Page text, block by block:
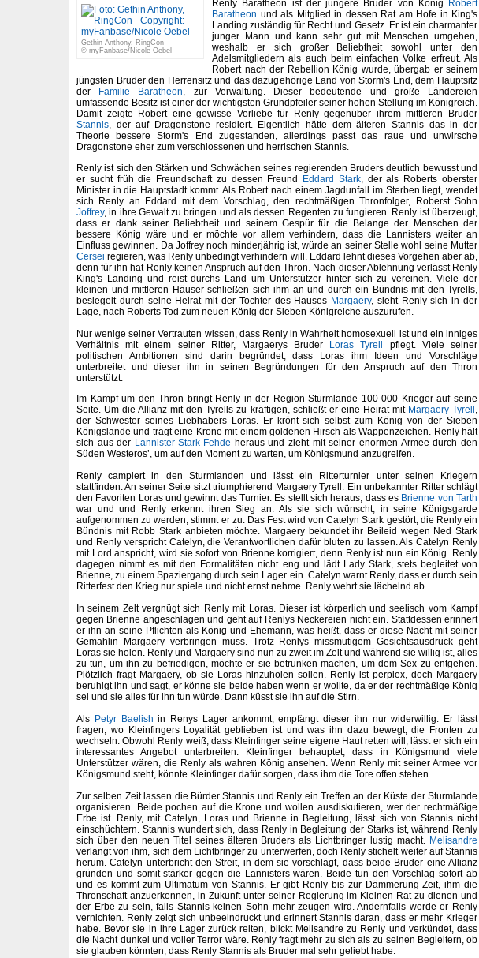
Gethin Anthony, RingCon
© myFanbase/Nicole Oebel
Renly Baratheon ist der jüngere Bruder von König
Robert
Baratheon und als Mitglied in dessen Rat am Hofe in King's
Landing zuständig für Recht und Gesetz. Er ist ein charmanter
junger Mann und kann sehr gut mit Menschen umgehen,
weshalb er sich großer Beliebtheit sowohl unter den
Adelsmitgliedern als auch beim einfachen Volke erfreut. Als
Robert nach der Rebellion König wurde, übergab er seinem
jüngsten Bruder den Herrensitz und das dazugehörige Land von Storm's End, dem Hauptsitz
der
Familie Baratheon, zur Verwaltung. Dieser bedeutende und große Ländereien
umfassende Besitz ist einer der wichtigsten Grundpfeiler seiner hohen Stellung im Königreich.
Damit zeigte Robert eine gewisse Vorliebe für Renly gegenüber ihrem mittleren Bruder
Stannis, der auf Dragonstone residiert. Eigentlich hätte dem älteren Stannis das in der
Theorie bessere Storm's End zugestanden, allerdings passt das raue und unwirsche
Dragonstone eher zum verschlossenen und herrischen Stannis.
Renly ist sich den Stärken und Schwächen seines regierenden Bruders deutlich bewusst und
er sucht früh die Freundschaft zu dessen Freund
Eddard Stark, der als Roberts oberster
Minister in die Hauptstadt kommt. Als Robert nach einem Jagdunfall im Sterben liegt, wendet
sich Renly an Eddard mit dem Vorschlag, den rechtmäßigen Thronfolger, Roberst Sohn
Joffrey, in ihre Gewalt zu bringen und als dessen Regenten zu fungieren. Renly ist überzeugt,
dass er dank seiner Beliebtheit und seinem Gespür für die Belange der Menschen der
bessere König wäre und er möchte vor allem verhindern, dass die Lannisters weiter an
Einfluss gewinnen. Da Joffrey noch minderjährig ist, würde an seiner Stelle wohl seine Mutter
Cersei regieren, was Renly unbedingt verhindern will. Eddard lehnt dieses Vorgehen aber ab,
denn für ihn hat Renly keinen Anspruch auf den Thron. Nach dieser Ablehnung verlässt Renly
King's Landing und reist durchs Land um Unterstützer hinter sich zu vereinen. Viele der
kleinen und mittleren Häuser schließen sich ihm an und durch ein Bündnis mit den Tyrells,
besiegelt durch seine Heirat mit der Tochter des Hauses Margaery, sieht Renly sich in der
Lage, nach Roberts Tod zum neuen König der Sieben Königreiche auszurufen.
Nur wenige seiner Vertrauten wissen, dass Renly in Wahrheit homosexuell ist und ein inniges
Verhältnis mit einem seiner Ritter, Margaerys Bruder
Loras Tyrell
pflegt. Viele seiner
politischen Ambitionen sind darin begründet, dass Loras ihm Ideen und Vorschläge
unterbreitet und dieser ihn in seinen Begründungen für den Anspruch auf den Thron
unterstützt.
Im Kampf um den Thron bringt Renly in der Region Sturmlande 100 000 Krieger auf seine
Seite. Um die Allianz mit den Tyrells zu kräftigen, schließt er eine Heirat mit Margaery Tyrell ,
der Schwester seines Liebhabers Loras. Er krönt sich selbst zum König von der Sieben
Königslande und trägt eine Krone mit einem goldenen Hirsch als Wappenzeichen. Renly hält
sich aus der Lannister-Stark-Fehde heraus und zieht mit seiner enormen Armee durch den
Süden Westeros’, um auf den Moment zu warten, um Königsmund anzugreifen.
Renly campiert in den Sturmlanden und lässt ein Ritterturnier unter seinen Kriegern
stattfinden. An seiner Seite sitzt triumphierend Margaery Tyrell. Ein unbekannter Ritter schlägt
den Favoriten Loras und gewinnt das Turnier. Es stellt sich heraus, dass es Brienne von Tarth
war und und Renly erkennt ihren Sieg an. Als sie sich wünscht, in seine Königsgarde
aufgenommen zu werden, stimmt er zu. Das Fest wird von Catelyn Stark gestört, die Renly ein
Bündnis mit Robb Stark anbieten möchte. Margaery bekundet ihr Beileid wegen Ned Stark
und Renly verspricht Catelyn, die Verantwortlichen dafür bluten zu lassen. Als Catelyn Renly
mit Lord anspricht, wird sie sofort von Brienne korrigiert, denn Renly ist nun ein König. Renly
dagegen nimmt es mit den Formalitäten nicht eng und lädt Lady Stark, stets begleitet von
Brienne, zu einem Spaziergang durch sein Lager ein. Catelyn warnt Renly, dass er durch sein
Ritterfest den Krieg nur spiele und nicht ernst nehme. Renly wehrt sie lächelnd ab.
In seinem Zelt vergnügt sich Renly mit Loras. Dieser ist körperlich und seelisch vom Kampf
gegen Brienne angeschlagen und geht auf Renlys Neckereien nicht ein. Stattdessen erinnert
er ihn an seine Pflichten als König und Ehemann, was heißt, dass er diese Nacht mit seiner
Gemahlin Margaery verbringen muss. Trotz Renlys missmutigem Gesichtsausdruck geht
Loras sie holen. Renly und Margaery sind nun zu zweit im Zelt und während sie willig ist, alles
zu tun, um ihn zu befriedigen, möchte er sie betrunken machen, um dem Sex zu entgehen.
Plötzlich fragt Margaery, ob sie Loras hinzuholen sollen. Renly ist perplex, doch Margaery
beruhigt ihn und sagt, er könne sie beide haben wenn er wollte, da er der rechtmäßige König
sei und sie alles für ihn tun würde. Dann küsst sie ihn auf die Stirn.
Als Petyr Baelish in Renys Lager ankommt, empfängt dieser ihn nur widerwillig. Er lässt
fragen, wo Kleinfingers Loyalität geblieben ist und was ihn dazu bewegt, die Fronten zu
wechseln. Obwohl Renly weiß, dass Kleinfinger seine eigene Haut retten will, lässt er sich ein
interessantes Angebot unterbreiten. Kleinfinger behauptet, dass in Königsmund viele
Unterstützer wären, die Renly als wahren König ansehen. Wenn Renly mit seiner Armee vor
Königsmund steht, könnte Kleinfinger dafür sorgen, dass ihm die Tore offen stehen.
Zur selben Zeit lassen die Bürder Stannis und Renly ein Treffen an der Küste der Sturmlande
organisieren. Beide pochen auf die Krone und wollen ausdiskutieren, wer der rechtmäßige
Erbe ist. Renly, mit Catelyn, Loras und Brienne in Begleitung, lässt sich von Stannis nicht
einschüchtern. Stannis wundert sich, dass Renly in Begleitung der Starks ist, während Renly
sich über den neuen Titel seines älteren Bruders als Lichtbringer lustig macht. Melisandre
verlangt von ihm, sich dem Lichtbringer zu unterwerfen, doch Renly stichelt weiter auf Stannis
herum. Catelyn unterbricht den Streit, in dem sie vorschlägt, dass beide Brüder eine Allianz
gründen und somit stärker gegen die Lannisters wären. Beide tun den Vorschlag sofort ab
und es kommt zum Ultimatum von Stannis. Er gibt Renly bis zur Dämmerung Zeit, ihm die
Thronschaft anzuerkennen, in Zukunft unter seiner Regierung im Kleinen Rat zu dienen und
der Erbe zu sein, falls Stannis keinen Sohn mehr zeugen wird. Andernfalls werde er Renly
vernichten. Renly zeigt sich unbeeindruckt und erinnert Stannis daran, dass er mehr Krieger
habe. Bevor sie in ihre Lager zurück reiten, blickt Melisandre zu Renly und verkündet, dass
die Nacht dunkel und voller Terror wäre. Renly fragt mehr zu sich als zu seinen Begleitern, ob
sie glauben könnten, dass Renly Stannis als Bruder mal sehr geliebt habe.